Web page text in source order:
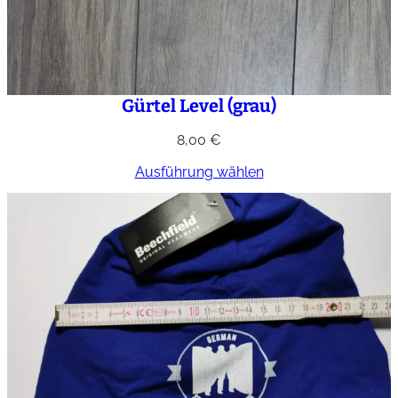
Gürtel Level (grau)
8,00 €
Ausführung wählen